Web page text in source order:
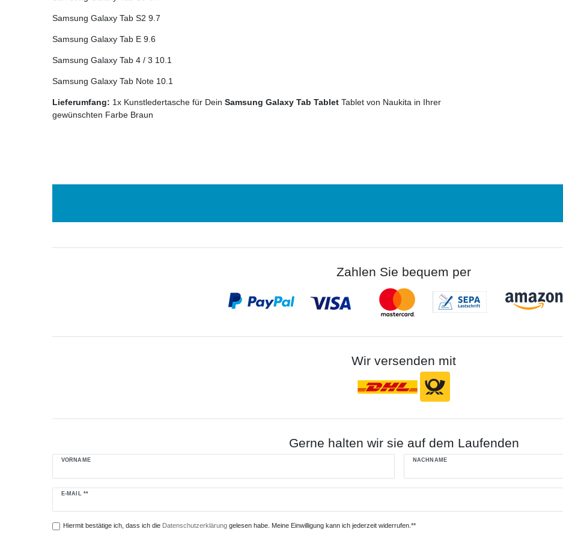
Samsung Galaxy Tab S2 9.7
Samsung Galaxy Tab E 9.6
Samsung Galaxy Tab 4 / 3 10.1
Samsung Galaxy Tab Note 10.1
Lieferumfang: 1x Kunstledertasche für Dein Samsung Galaxy Tab Tablet Tablet von Naukita in Ihrer
gewünschten Farbe Braun
Zahlen Sie bequem per
Wir versenden mit
Gerne halten wir sie auf dem Laufenden
VORNAME NACHNAME
E-MAIL **
Newsletter
Hiermit bestätige ich, dass ich die Daten­schutz­erklärunggelesen habe. Meine Einwilligung kann ich jederzeit widerrufen.**